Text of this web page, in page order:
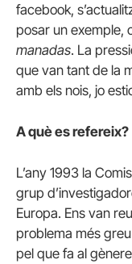
facebook,
posar un exemple,
manadas. La
que van tant de la
amb els nois, jo
A què es refereix?
L’any 1993 la
grup
Europa. Ens van
problema més
pel que fa al